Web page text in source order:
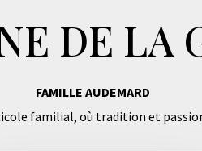
DE LA
FAMILLE AUDEMARD
familial, où tradition et